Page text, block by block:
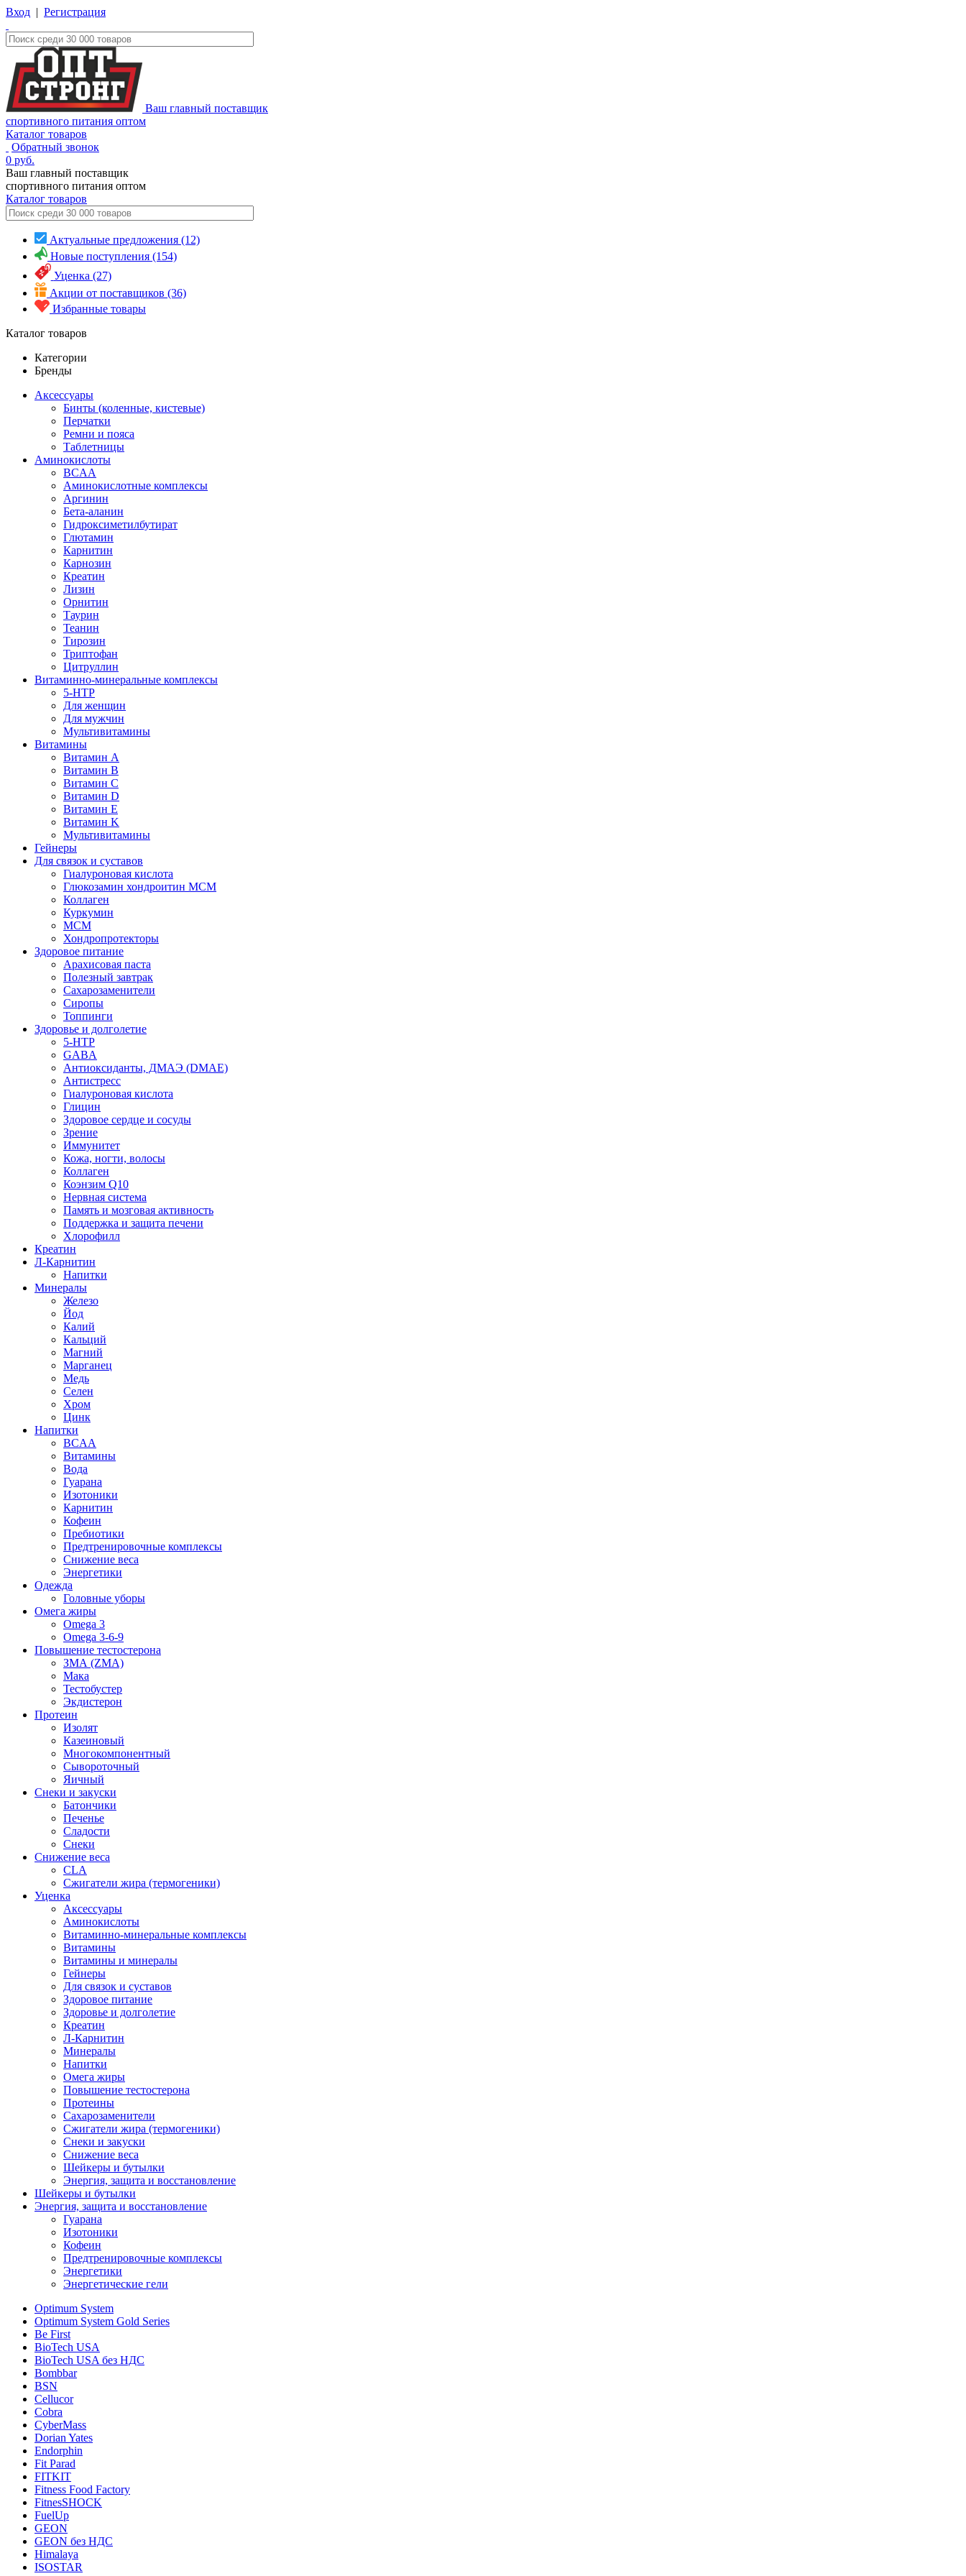
Вход | Регистрация
Ваш главный поставщик
спортивного питания оптом
Каталог товаров
Обратный звонок
0 руб.
Ваш главный поставщик
спортивного питания оптом
Каталог товаров
Актуальные предложения (12)
Новые поступления (154)
Уценка (27)
Акции от поставщиков (36)
Избранные товары
Каталог товаров
Категории
Бренды
Аксессуары
Бинты (коленные, кистевые)
Перчатки
Ремни и пояса
Таблетницы
Аминокислоты
BCAA
Аминокислотные комплексы
Аргинин
Бета-аланин
Гидроксиметилбутират
Глютамин
Карнитин
Карнозин
Креатин
Лизин
Орнитин
Таурин
Теанин
Тирозин
Триптофан
Цитруллин
Витаминно-минеральные комплексы
5-HTP
Для женщин
Для мужчин
Мультивитамины
Витамины
Витамин A
Витамин B
Витамин C
Витамин D
Витамин E
Витамин K
Мультивитамины
Гейнеры
Для связок и суставов
Гиалуроновая кислота
Глюкозамин хондроитин МСМ
Коллаген
Куркумин
МСМ
Хондропротекторы
Здоровое питание
Арахисовая паста
Полезный завтрак
Сахарозаменители
Сиропы
Топпинги
Здоровье и долголетие
5-HTP
GABA
Антиоксиданты, ДМАЭ (DMAE)
Антистресс
Гиалуроновая кислота
Глицин
Здоровое сердце и сосуды
Зрение
Иммунитет
Кожа, ногти, волосы
Коллаген
Коэнзим Q10
Нервная система
Память и мозговая активность
Поддержка и защита печени
Хлорофилл
Креатин
Л-Карнитин
Напитки
Минералы
Железо
Йод
Калий
Кальций
Магний
Марганец
Медь
Селен
Хром
Цинк
Напитки
BCAA
Витамины
Вода
Гуарана
Изотоники
Карнитин
Кофеин
Пребиотики
Предтренировочные комплексы
Снижение веса
Энергетики
Одежда
Головные уборы
Омега жиры
Omega 3
Omega 3-6-9
Повышение тестостерона
ЗМА (ZMA)
Мака
Тестобустер
Экдистерон
Протеин
Изолят
Казеиновый
Многокомпонентный
Сывороточный
Яичный
Снеки и закуски
Батончики
Печенье
Сладости
Снеки
Снижение веса
CLA
Сжигатели жира (термогеники)
Уценка
Аксессуары
Аминокислоты
Витаминно-минеральные комплексы
Витамины
Витамины и минералы
Гейнеры
Для связок и суставов
Здоровое питание
Здоровье и долголетие
Креатин
Л-Карнитин
Минералы
Напитки
Омега жиры
Повышение тестостерона
Протеины
Сахарозаменители
Сжигатели жира (термогеники)
Снеки и закуски
Снижение веса
Шейкеры и бутылки
Энергия, защита и восстановление
Шейкеры и бутылки
Энергия, защита и восстановление
Гуарана
Изотоники
Кофеин
Предтренировочные комплексы
Энергетики
Энергетические гели
Optimum System
Optimum System Gold Series
Be First
BioTech USA
BioTech USA без НДС
Bombbar
BSN
Cellucor
Cobra
CyberMass
Dorian Yates
Endorphin
Fit Parad
FITKIT
Fitness Food Factory
FitnesSHOCK
FuelUp
GEON
GEON без НДС
Himalaya
ISOSTAR